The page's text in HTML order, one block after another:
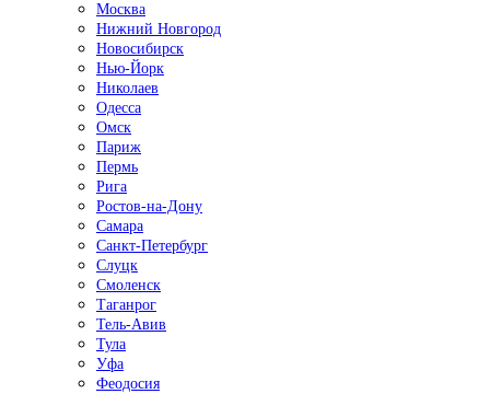
Москва
Нижний Новгород
Новосибирск
Нью-Йорк
Николаев
Одесса
Омск
Париж
Пермь
Рига
Ростов-на-Дону
Самара
Санкт-Петербург
Слуцк
Смоленск
Таганрог
Тель-Авив
Тула
Уфа
Феодосия